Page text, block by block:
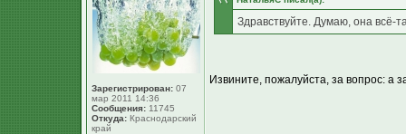
Зарегистрирован: 07
мар 2011 14:36
Сообщения: 11745
Откуда: Краснодарский
край
Здравствуйте. Думаю, она всё-
Извините, пожалуйста, за вопрос: а